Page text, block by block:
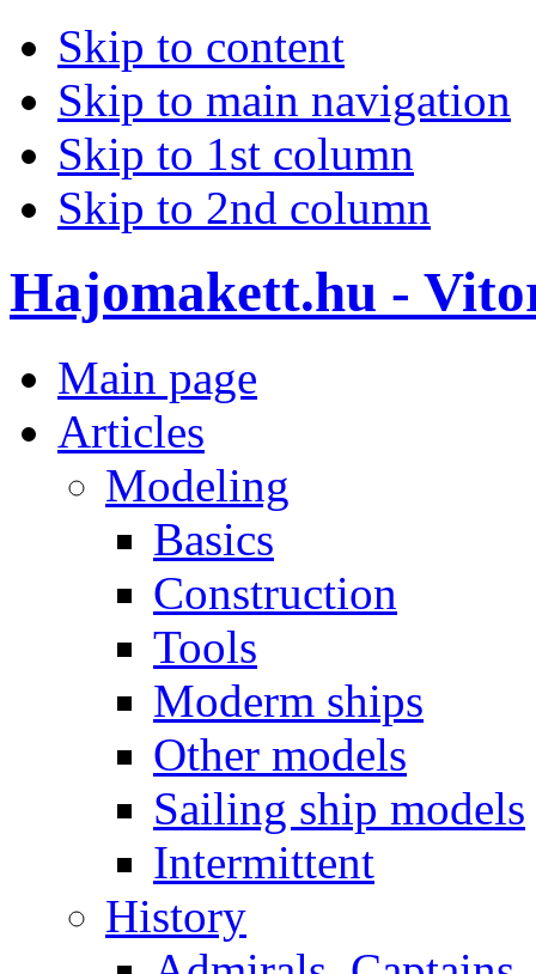
Skip to content
Skip to main navigation
Skip to 1st column
Skip to 2nd column
Hajomakett.hu -
Main page
Articles
Modeling
Basics
Construction
Tools
Moderm ships
Other models
Sailing ship models
Intermittent
History